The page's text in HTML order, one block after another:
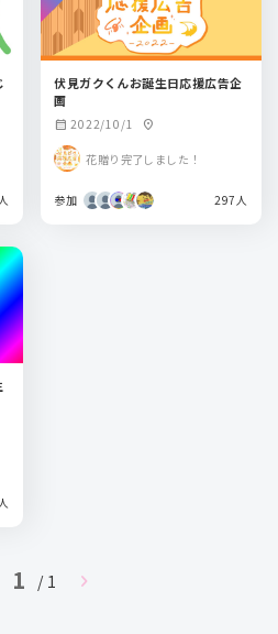
伏見ガクくんお誕生日応援広告企
画
calendar_month 2022/10/1 location_on
花贈り完了しました！
参加 297人
1 / 1 chevron_right